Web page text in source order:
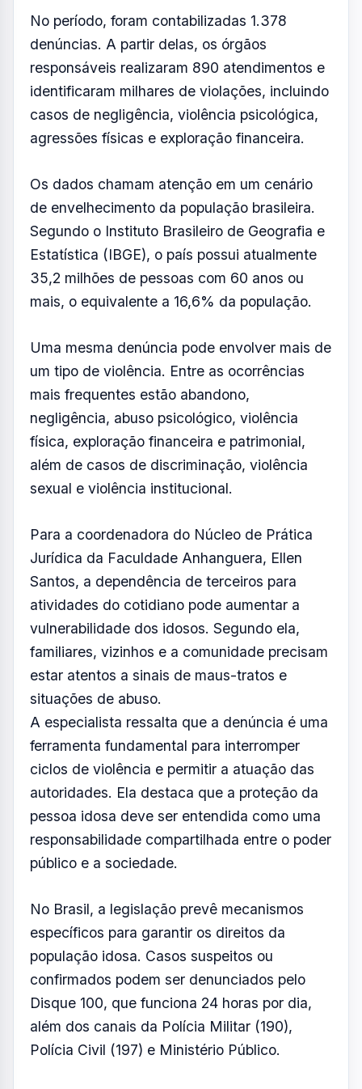
No período, foram contabilizadas 1.378
denúncias. A partir delas, os órgãos
responsáveis realizaram 890 atendimentos e
identificaram milhares de violações, incluindo
casos de negligência, violência psicológica,
agressões físicas e exploração financeira.
Os dados chamam atenção em um cenário
de envelhecimento da população brasileira.
Segundo o Instituto Brasileiro de Geografia e
Estatística (IBGE), o país possui atualmente
35,2 milhões de pessoas com 60 anos ou
mais, o equivalente a 16,6% da população.
Uma mesma denúncia pode envolver mais de
um tipo de violência. Entre as ocorrências
mais frequentes estão abandono,
negligência, abuso psicológico, violência
física, exploração financeira e patrimonial,
além de casos de discriminação, violência
sexual e violência institucional.
Para a coordenadora do Núcleo de Prática
Jurídica da Faculdade Anhanguera, Ellen
Santos, a dependência de terceiros para
atividades do cotidiano pode aumentar a
vulnerabilidade dos idosos. Segundo ela,
familiares, vizinhos e a comunidade precisam
estar atentos a sinais de maus-tratos e
situações de abuso.
A especialista ressalta que a denúncia é uma
ferramenta fundamental para interromper
ciclos de violência e permitir a atuação das
autoridades. Ela destaca que a proteção da
pessoa idosa deve ser entendida como uma
responsabilidade compartilhada entre o poder
público e a sociedade.
No Brasil, a legislação prevê mecanismos
específicos para garantir os direitos da
população idosa. Casos suspeitos ou
confirmados podem ser denunciados pelo
Disque 100, que funciona 24 horas por dia,
além dos canais da Polícia Militar (190),
Polícia Civil (197) e Ministério Público.